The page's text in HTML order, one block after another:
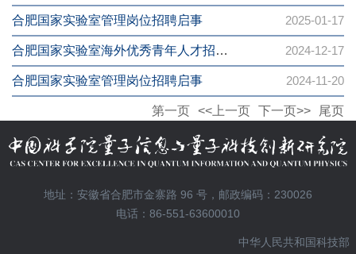
合肥国家实验室管理岗位招聘启事 2025-01-17
合肥国家实验室海外优秀青年人才招聘启事 2024-12-17
合肥国家实验室管理岗位招聘启事 2024-11-20
第一页 <<上一页 下一页>> 尾页
地址：安徽省合肥市金寨路 96 号，邮政编码：230026
电话：86-551-63600010
中华人民共和国科技部